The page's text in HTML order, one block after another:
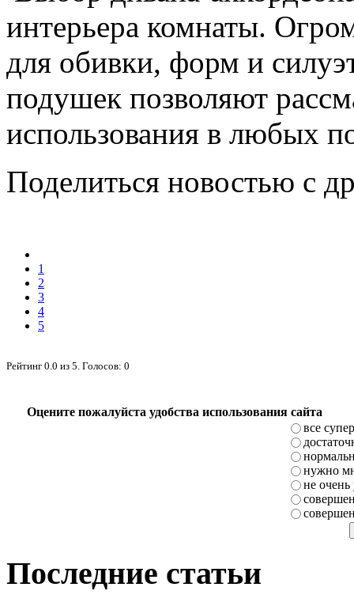
интерьера комнаты.
для обивки, форм и
подушек позволяют
использования в любых
Поделиться новостью с
1
2
3
4
5
Рейтинг 0.0 из 5 . Голосов: 0
Оцените пожалуйста удобства использования сайта
все супер
нужно
не очень
Последние статьи